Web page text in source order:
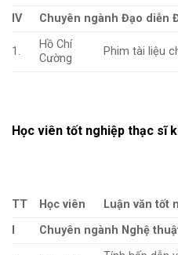
IV Chuyên ngành Đạo diễn
1.
Hồ Chí
Cường
Phim tài liệu
Học viên tốt nghiệp thạc sĩ
TT Học viên
Luận văn tốt
Chuyên ngành Nghệ